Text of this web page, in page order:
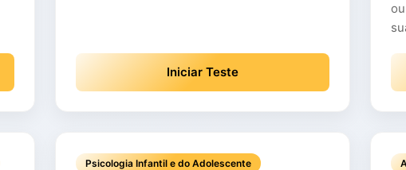
Iniciar Teste
Psicologia Infantil e do Adolescente